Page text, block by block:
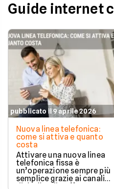
Guide internet
pubblicato il 9 aprile 2026
Nuova linea telefonica:
come si attiva e quanto
costa
Attivare una nuova linea
telefonica fissa è
un’operazione sempre più
semplice grazie ai canali